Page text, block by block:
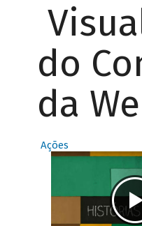
do
da
Ações